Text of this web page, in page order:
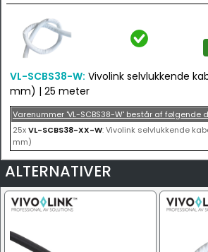
VL-SCBS38-W: Vivolink selvlukkende
mm) | 25 meter
Varenummer 'VL-SCBS38-W' består af følgende
25xVL-SCBS38-XX-W: Vivolink selvlukkende
mm)
ALTERNATIVER